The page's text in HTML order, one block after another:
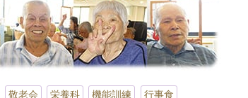
敬老会 栄養科 機能訓練 行事食